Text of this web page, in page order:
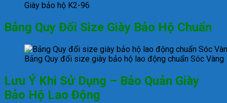
Giày bảo hộ K2-96
Bảng Quy Đổi Size Giày Bảo Hộ Chuẩn
Bảng Quy đổi size giày bảo hộ lao động chuẩn Sóc Vàng
Lưu Ý Khi Sử Dụng – Bảo Quản Giày
Bảo Hộ Lao Động